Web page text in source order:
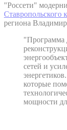
"Россети"
Ставропольского
региона
"Программа
сетей и
которые
мощности